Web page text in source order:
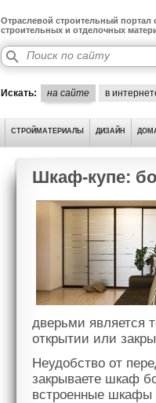
Отраслевой строительный портал
строительных и отделочных
Искать: на сайте в
СТРОЙМАТЕРИАЛЫ ДИЗАЙН
Шкаф-купе:
дверьми является
открытии или
Неудобство от
закрываете шкаф
встроенные шкафы